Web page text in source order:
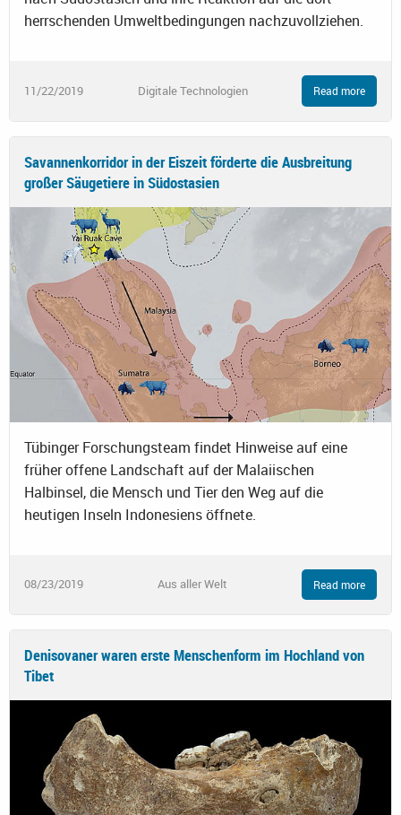
herrschenden Umweltbedingungen nachzuvollziehen.
11/22/2019 Digitale Technologien Read more
Savannenkorridor in der Eiszeit förderte die Ausbreitung
großer Säugetiere in Südostasien
Tübinger Forschungsteam findet Hinweise auf eine
früher offene Landschaft auf der Malaiischen
Halbinsel, die Mensch und Tier den Weg auf die
heutigen Inseln Indonesiens öffnete.
08/23/2019 Aus aller Welt Read more
Denisovaner waren erste Menschenform im Hochland von
Tibet